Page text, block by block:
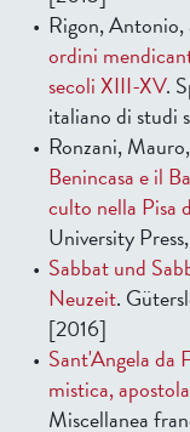
Rigon,
ordini
secoli XIII-XV.
italiano di studi
Ronzani,
Benincasa e il
culto nella Pisa
University
Sabbat und
Neuzeit.
[2016]
Sant'Angela da
mistica, apostola
Miscellanea